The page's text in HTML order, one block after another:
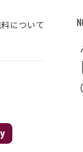
について